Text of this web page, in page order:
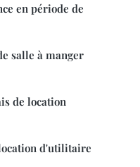
en période de
salle à manger
de location
d'utilitaire